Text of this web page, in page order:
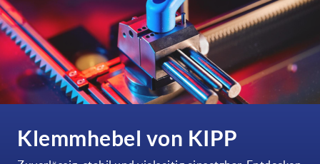
Klemmhebel von KIPP